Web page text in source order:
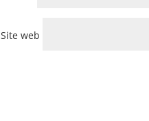
Site web